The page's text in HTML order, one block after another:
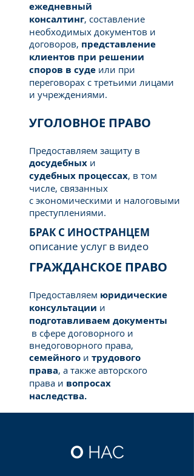
ежедневный
консалтинг, составление
необходимых документов и
договоров, представление
клиентов при решении
споров в суде или при
переговорах с третьими лицами
и учреждениями.
УГОЛОВНОЕ ПРАВО
Предоставляем защиту в
досудебных и
судебных процессах, в том
числе, связанных
с экономическими и налоговыми
преступлениями.
БРАК С ИНОСТРАНЦЕМ
описание услуг в видео
ГРАЖДАНСКОЕ ПРАВО
Предоставляем юридические
консультации и
подготавливаем документы
в сфере договорного и
внедоговорного права,
семейного и трудового
права, а также авторского
права и вопросах
наследства.
О НАС